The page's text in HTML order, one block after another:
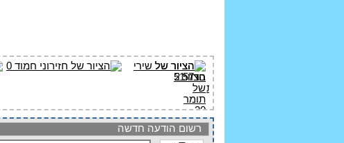
רשום הודעה חדשה